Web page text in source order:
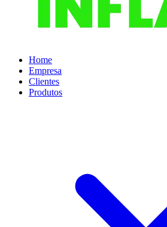
Home
Empresa
Clientes
Produtos